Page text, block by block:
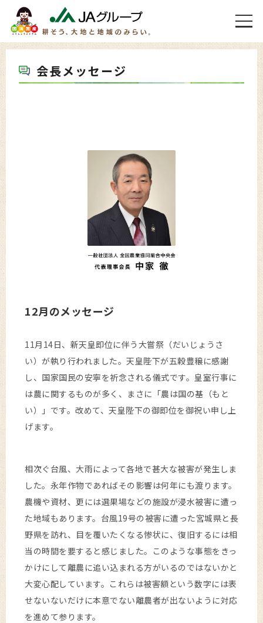
会長メッセージ
12月のメッセージ
11月14日、新天皇即位に伴う大嘗祭（だいじょうさ
い）が執り行われました。天皇陛下が五穀豊穣に感謝
し、国家国民の安寧を祈念される儀式です。皇室行事に
は農に関するものが多く、まさに「農は国の基（もと
い）」です。改めて、天皇陛下の御即位を御祝い申し上
げます。
相次ぐ台風、大雨によって各地で甚大な被害が発生しま
した。永年作物であればその影響は何年にも渡ります。
農機や資材、更には選果場などの施設が浸水被害に遭っ
た地域もあります。台風19号の被害に遭った宮城県と長
野県を訪れ、目を覆いたくなる惨状に、復旧するには相
当の時間を要すると感じました。このような事態をきっ
かけにして離農に追い込まれる方がいるのではないかと
大変心配しています。これらは被害額という数字には表
せないないだけに本意でない離農者が出ないように対応
を進めて参ります。